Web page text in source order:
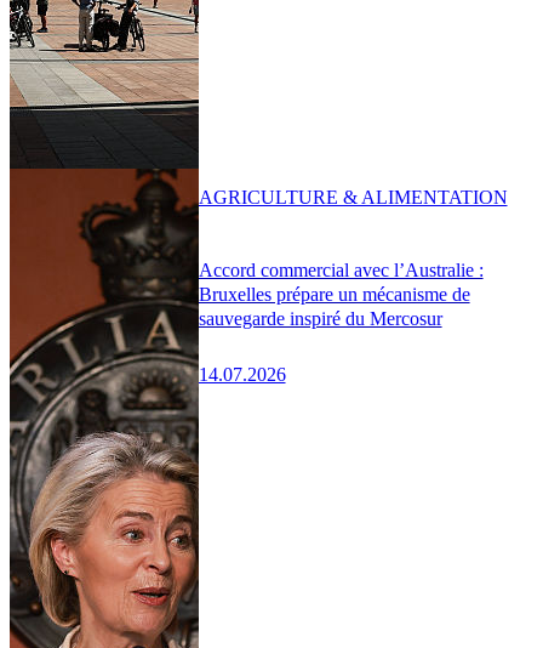
Accord commercial avec l’Australie :
Bruxelles prépare un mécanisme de
sauvegarde inspiré du Mercosur
14.07.2026
AGRICULTURE & ALIMENTATION